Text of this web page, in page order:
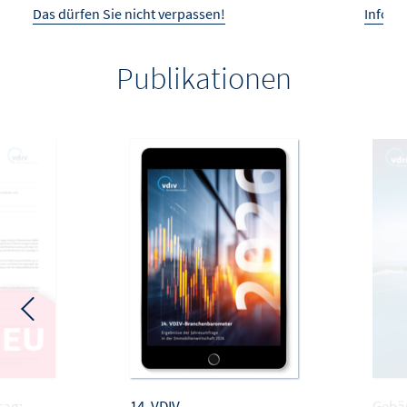
Das dürfen Sie nicht verpassen! Infos
Publikationen